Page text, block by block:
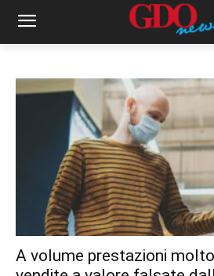
A volume prestazioni